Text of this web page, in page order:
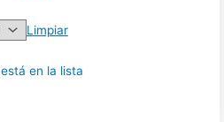
Limpiar
en la lista